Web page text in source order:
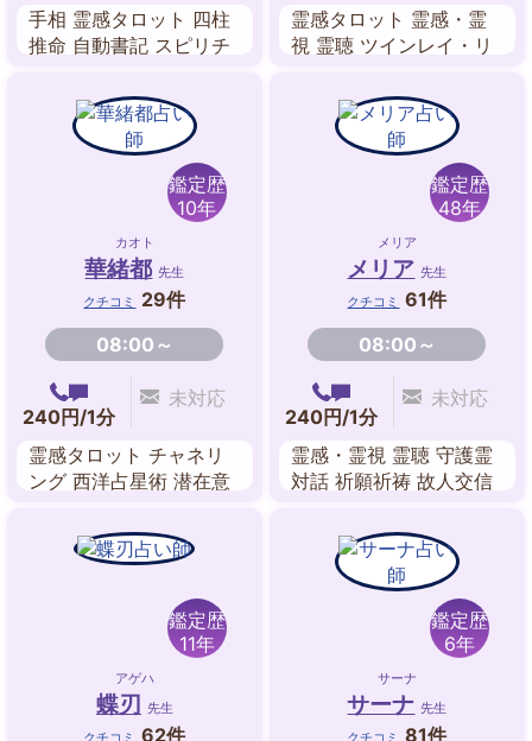
手相 霊感タロット 四柱
推命 自動書記 スピリチ
霊感タロット 霊感・霊
視 霊聴 ツインレイ・リ
波動修正 送念 カードリ
ーディング
鑑定歴
10年
カオト
華緒都 先生
クチコミ
29件
08:00～
240円/1分
未対応
霊感タロット チャネリ
ング 西洋占星術 潜在意
鑑定歴
48年
メリア
メリア 先生
クチコミ
61件
08:00～
240円/1分
未対応
霊感・霊視 霊聴 守護霊
対話 祈願祈祷 故人交信
鑑定歴
11年
アゲハ
蝶刃 先生
クチコミ 62件
鑑定歴
6年
サーナ
サーナ 先生
クチコミ 81件